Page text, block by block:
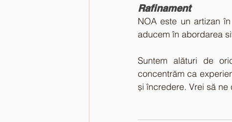
Rafinament
NOA este un artizan
aducem în abordarea
Suntem alături de
concentrăm ca
și încredere. Vrei să